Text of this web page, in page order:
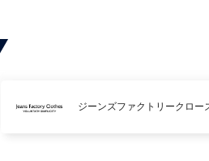
ジーンズファクトリークロー